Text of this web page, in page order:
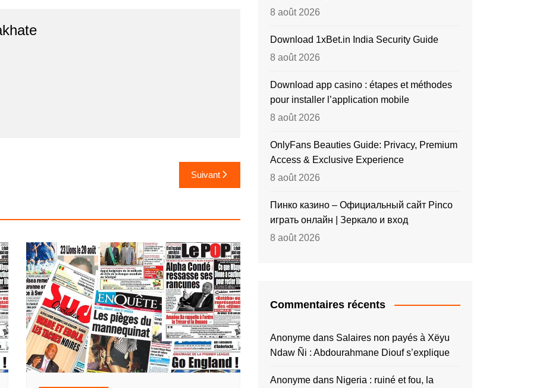
Suivant
8 août 2026
Download 1xBet.in India Security Guide
8 août 2026
Download app casino : étapes et méthodes
pour installer l’application mobile
8 août 2026
OnlyFans Beauties Guide: Privacy, Premium
Access & Exclusive Experience
8 août 2026
Пинко казино – Официальный сайт Pinco
играть онлайн | Зеркало и вход
8 août 2026
Commentaires récents
Anonyme dans Salaires non payés à Xëyu
Ndaw Ñi : Abdourahmane Diouf s’explique
Anonyme dans Nigeria : ruiné et fou, la